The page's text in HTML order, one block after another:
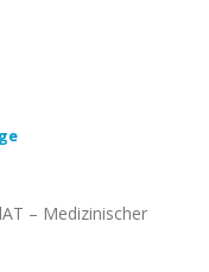
– Medizinischer